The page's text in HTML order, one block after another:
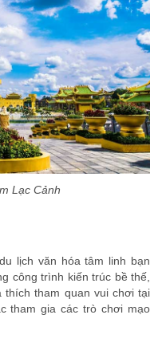
Lạc Cảnh
lịch văn hóa tâm linh bạn
công trình kiến trúc bề thế,
thích tham quan vui chơi tại
tham gia các trò chơi mạo